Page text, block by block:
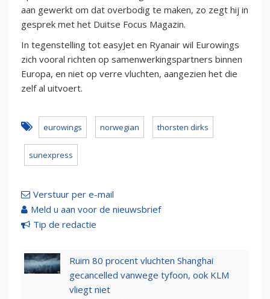
aan gewerkt om dat overbodig te maken, zo zegt hij in
gesprek met het Duitse Focus Magazin.
In tegenstelling tot easyJet en Ryanair wil Eurowings
zich vooral richten op samenwerkingspartners binnen
Europa, en niet op verre vluchten, aangezien het die
zelf al uitvoert.
eurowings norwegian thorsten dirks
sunexpress
Verstuur per e-mail
Meld u aan voor de nieuwsbrief
Tip de redactie
Ruim 80 procent vluchten Shanghai
gecancelled vanwege tyfoon, ook KLM
vliegt niet